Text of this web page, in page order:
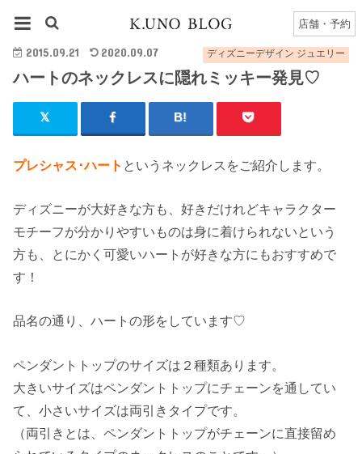
店舗・予約
ハートのネックレスに隠れミッキー発見♡
ディズニーデザイン ジュエリー
2015.09.21 2020.09.07
ハートのネックレスに隠れミッキー発見♡
プレシャス･ハート というネックレスをご紹介します。
ディズニーが大好きな方も、好きだけれどキャラクター
モチーフが分かりやすいものは身に着けられないという
方も、とにかく可愛いハートが好きな方にもおすすめで
す！
品名の通り、ハートの形をしています♡
ペンダントトップのサイズは２種類あります。
大きいサイズはペンダントトップにチェーンを通してい
て、小さいサイズは両引きタイプです。
（両引きとは、ペンダントトップがチェーンに直接留め